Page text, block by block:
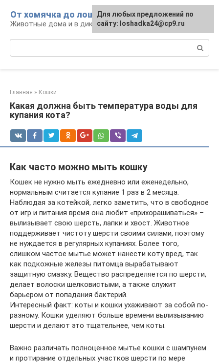
контенту
От хомячка до лошади
Животные дома и в дикой природе
Главная » Кошки
Какая должна быть температура воды для
купания кота?
Как часто можно мыть кошку
Кошек не нужно мыть ежедневно или еженедельно,
нормальным считается купание 1 раз в 2 месяца.
Наблюдая за котейкой, легко заметить, что в свободное
от игр и питания время она любит «прихорашиваться» –
вылизывает свою шерсть, лапки и хвост. Животное
поддерживает чистоту шерсти своими силами, поэтому
не нуждается в регулярных купаниях. Более того,
слишком частое мытье может нанести коту вред, так
как подкожные железы питомца вырабатывают
защитную смазку. Вещество распределяется по шерсти,
делает волоски шелковистыми, а также служит
барьером от попадания бактерий.
Интересный факт: коты и кошки ухаживают за собой по-
разному. Кошки уделяют больше времени вылизыванию
шерсти и делают это тщательнее, чем коты.
Важно различать полноценное мытье кошки с шампунем
и протирание отдельных участков шерсти по мере
Для любых предложений по
сайту: loshadka24@cp9.ru